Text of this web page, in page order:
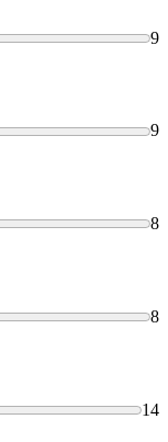
9
9
8
8
14